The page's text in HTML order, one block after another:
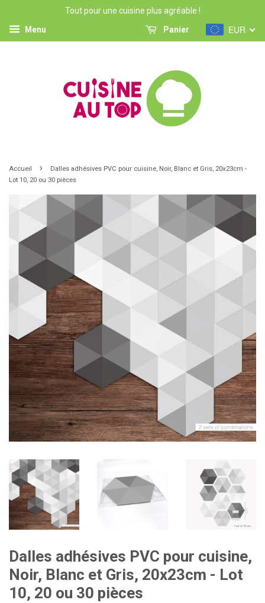
Tout pour une cuisine plus agréable !
Menu EUR
Panier
Accueil ›
Dalles adhésives PVC pour cuisine, Noir, Blanc et Gris, 20x23cm -
Lot 10, 20 ou 30 pièces
Dalles adhésives PVC pour cuisine,
Noir, Blanc et Gris, 20x23cm - Lot
10, 20 ou 30 pièces